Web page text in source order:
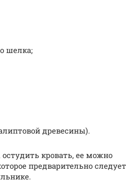
шелка;
древесины).
кровать, ее можно
предварительно следует